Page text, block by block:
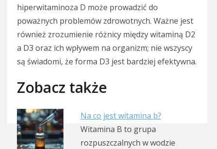
hiperwitaminoza D może prowadzić do
poważnych problemów zdrowotnych. Ważne jest
również zrozumienie różnicy między witaminą D2
a D3 oraz ich wpływem na organizm; nie wszyscy
są świadomi, że forma D3 jest bardziej efektywna.
Zobacz także
Na co jest witamina b?
Witamina B to grupa
rozpuszczalnych w wodzie